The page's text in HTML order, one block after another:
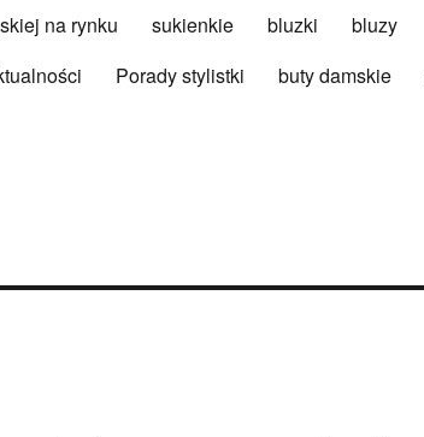
na rynku sukienkie bluzki bluzy
Porady stylistki buty damskie